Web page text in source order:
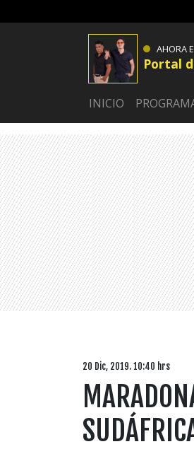
AHORA
Portal
INICIO
20 Dic, 2019. 10:40 hrs